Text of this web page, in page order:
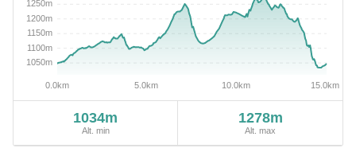
1034m
Alt. min
1278m
Alt. max